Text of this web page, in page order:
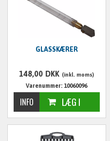
GLASSKÆRER
148,00 DKK (inkl. moms)
Varenummer: 10060096